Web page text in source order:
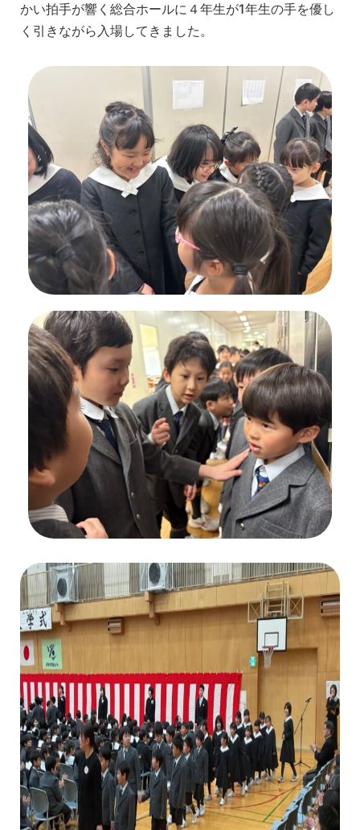
かい拍手が響く総合ホールに４年生が1年生の手を優し
く引きながら入場してきました。